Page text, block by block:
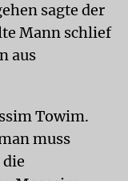
sagte der
Mann schlief
aus
Towim.
muss